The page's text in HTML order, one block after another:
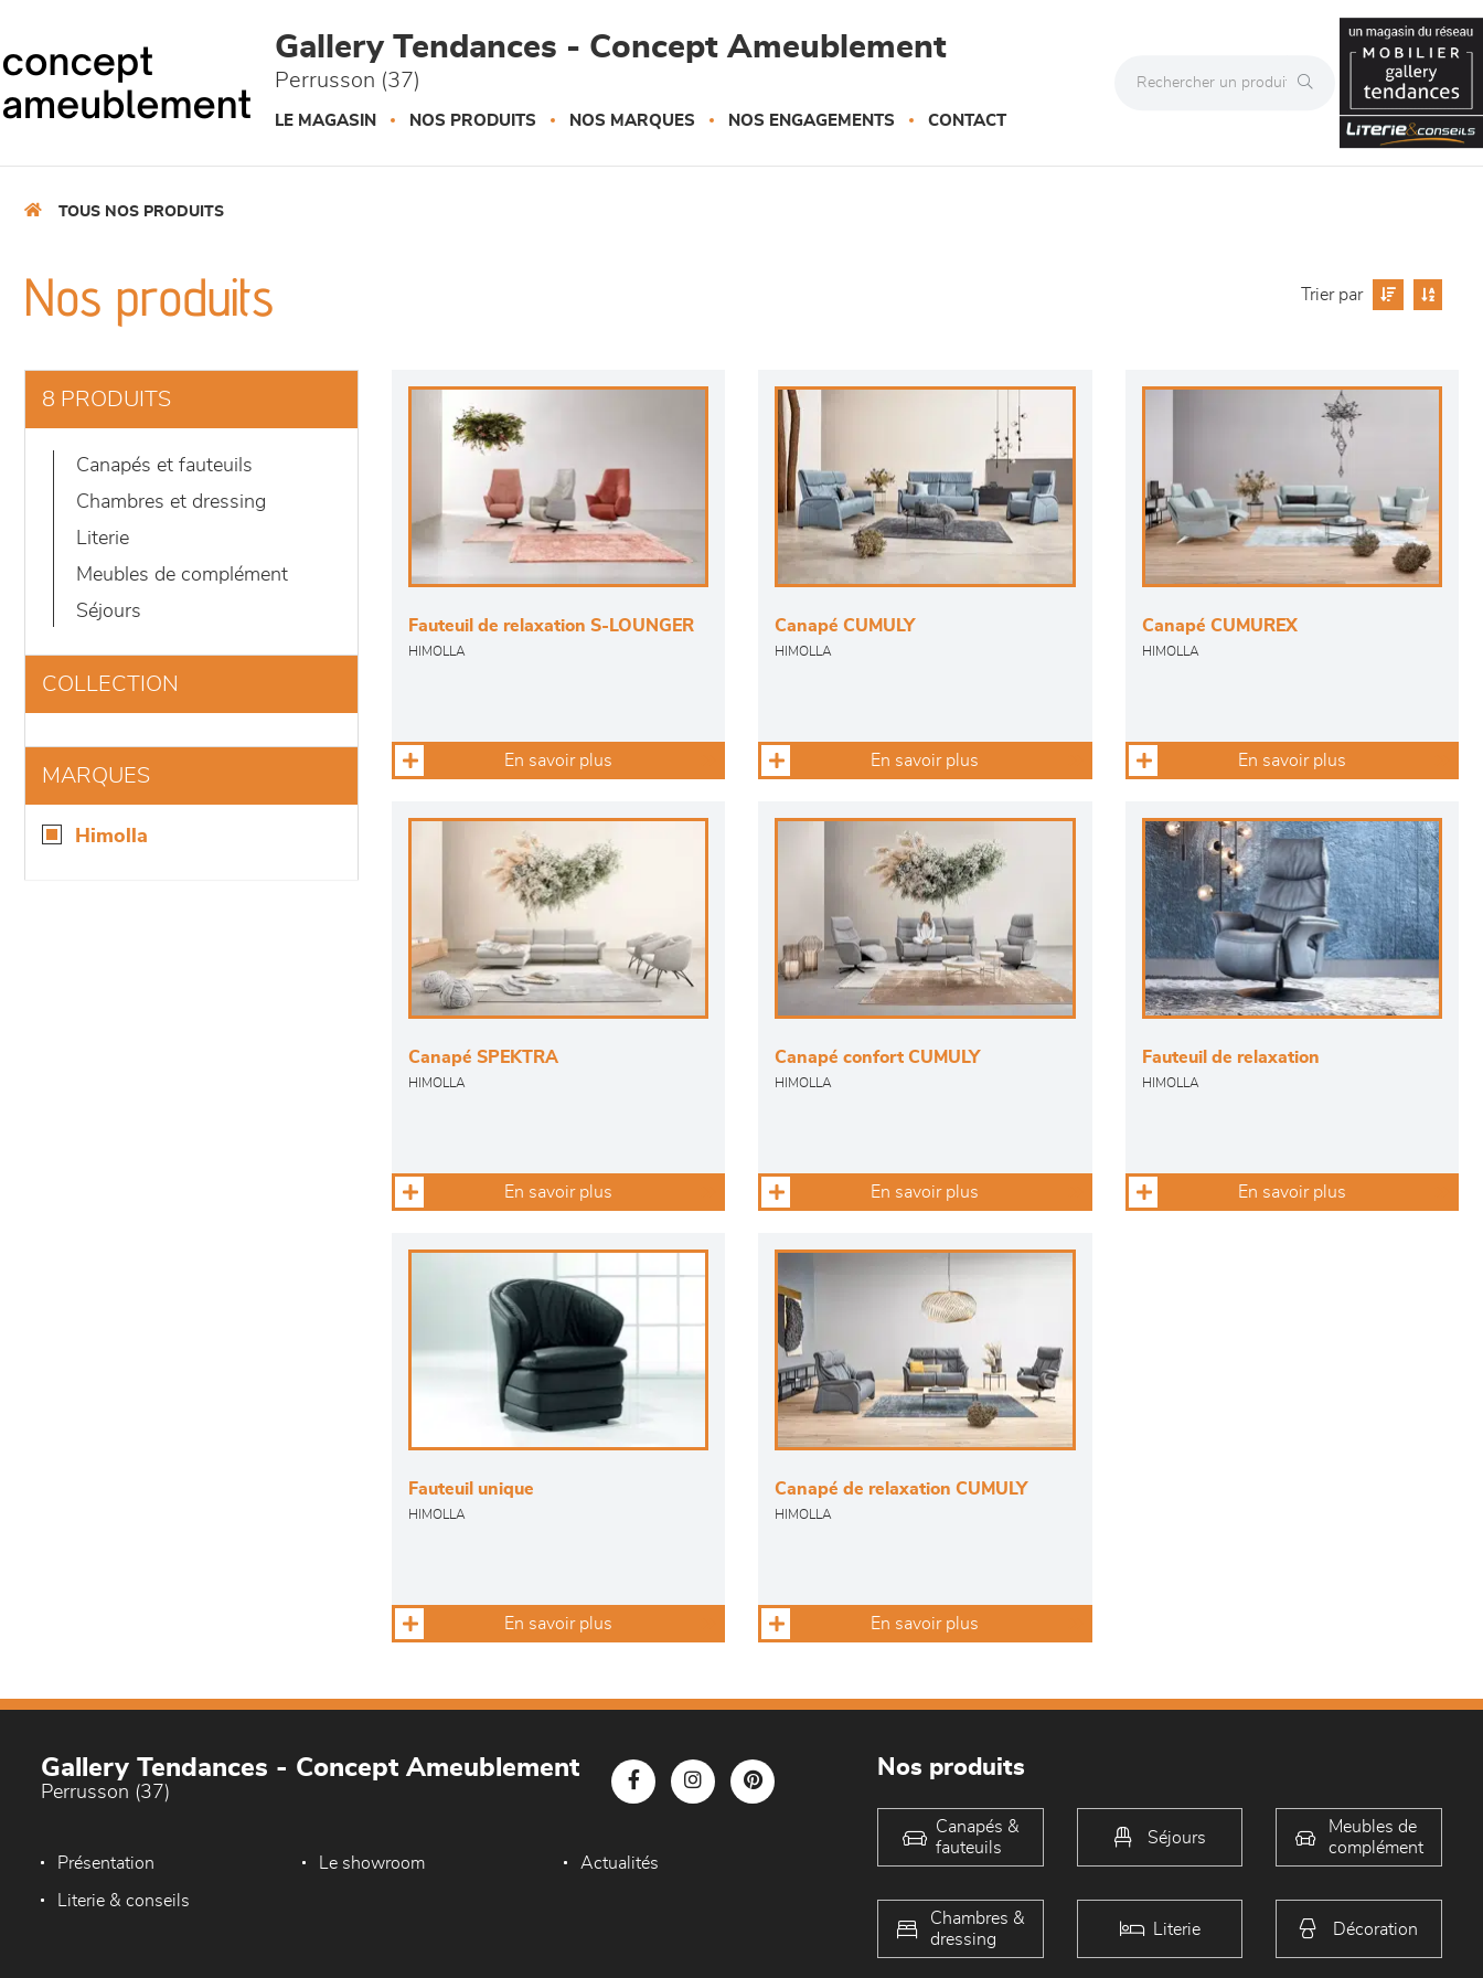
Gallery Tendances - Concept Ameublement
Perrusson (37)
LE MAGASIN NOS PRODUITS NOS MARQUES NOS ENGAGEMENTS CONTACT
TOUS NOS PRODUITS
Nos produits Trier par
8 PRODUITS
canapés et fauteuils
chambres et dressing
literie
meubles de complément
séjours
COLLECTION
MARQUES
himolla
Fauteuil de relaxation S-LOUNGER
HIMOLLA
En savoir plus
Canapé CUMULY
HIMOLLA
En savoir plus
Canapé CUMUREX
HIMOLLA
En savoir plus
Canapé SPEKTRA
HIMOLLA
En savoir plus
Canapé confort CUMULY
HIMOLLA
En savoir plus
Fauteuil de relaxation
HIMOLLA
En savoir plus
Fauteuil unique
HIMOLLA
En savoir plus
Canapé de relaxation CUMULY
HIMOLLA
En savoir plus
Gallery Tendances - Concept Ameublement
Perrusson (37)
Présentation Le showroom Actualités
Literie & conseils
Nos produits
Canapés &
fauteuils
Séjours
Meubles de
complément
Chambres &
dressing
Literie Décoration